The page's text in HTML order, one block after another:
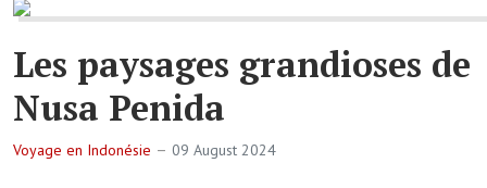
Les paysages grandioses de
Nusa Penida
Voyage en Indonésie 09 August 2024